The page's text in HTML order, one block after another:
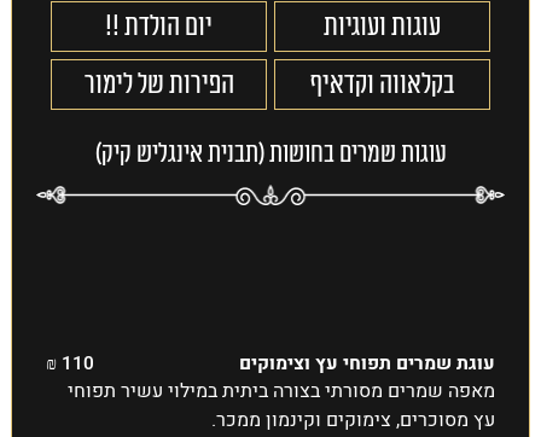
עוגות ועוגיות
יום הולדת !!
בקלאווה וקדאיף
הפירות של לימור
עוגות שמרים בחושות (תבנית אינגליש קיק)
עוגת שמרים תפוחי עץ וצימוקים 110 ₪
מאפה שמרים מסורתי בצורה ביתית במילוי עשיר תפוחי
עץ מסוכרים, צימוקים וקינמון ממכר.